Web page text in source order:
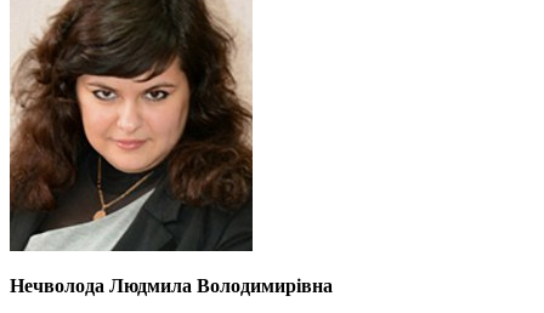
Нечволода Людмила Володимирівна